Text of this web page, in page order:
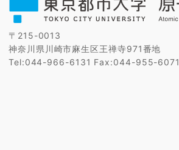
〒215-0013
神奈川県川崎市麻生区王禅寺971番地
Tel:044-966-6131 Fax:044-955-6071